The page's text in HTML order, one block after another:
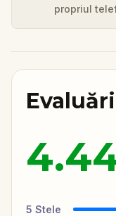
propriul
5 Stele